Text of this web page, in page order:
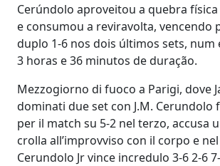
Cerúndolo aproveitou a quebra
e consumou a reviravolta, vencendo
duplo 1-6 nos dois últimos sets,
3 horas e 36 minutos de duração.
Mezzogiorno di fuoco a Parigi, dove
dominati due set con J.M. Cerundolo
per il match su 5-2 nel terzo, accusa
crolla all’improvviso con il corpo e
Cerundolo Jr vince incredulo 3-6 2-6